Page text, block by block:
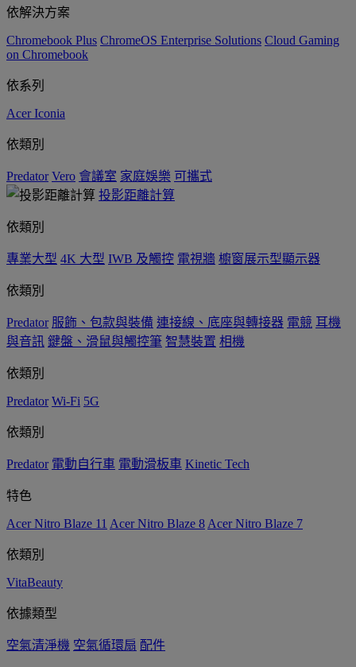
依解決方案
Chromebook Plus ChromeOS Enterprise Solutions Cloud Gaming
on Chromebook
依系列
Acer Iconia
依類別
Predator Vero 會議室 家庭娛樂 可攜式
投影距離計算
依類別
專業大型 4K 大型 IWB 及觸控 電視牆 櫥窗展示型顯示器
依類別
Predator 服飾、包款與裝備 連接線、底座與轉接器 電競 耳機
與音訊 鍵盤、滑鼠與觸控筆 智慧裝置 相機
依類別
Predator Wi-Fi 5G
依類別
Predator 電動自行車 電動滑板車 Kinetic Tech
特色
Acer Nitro Blaze 11 Acer Nitro Blaze 8 Acer Nitro Blaze 7
依類別
VitaBeauty
依據類型
空氣清淨機 空氣循環扇 配件